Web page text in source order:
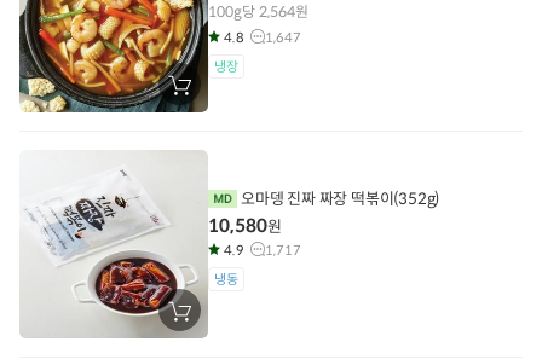
장
바
에
100g당 2,564원
4.8
1,647
냉장
장
바
오마뎅 진짜 짜장 떡볶이(352g)
10,580원
4.9
1,717
냉동